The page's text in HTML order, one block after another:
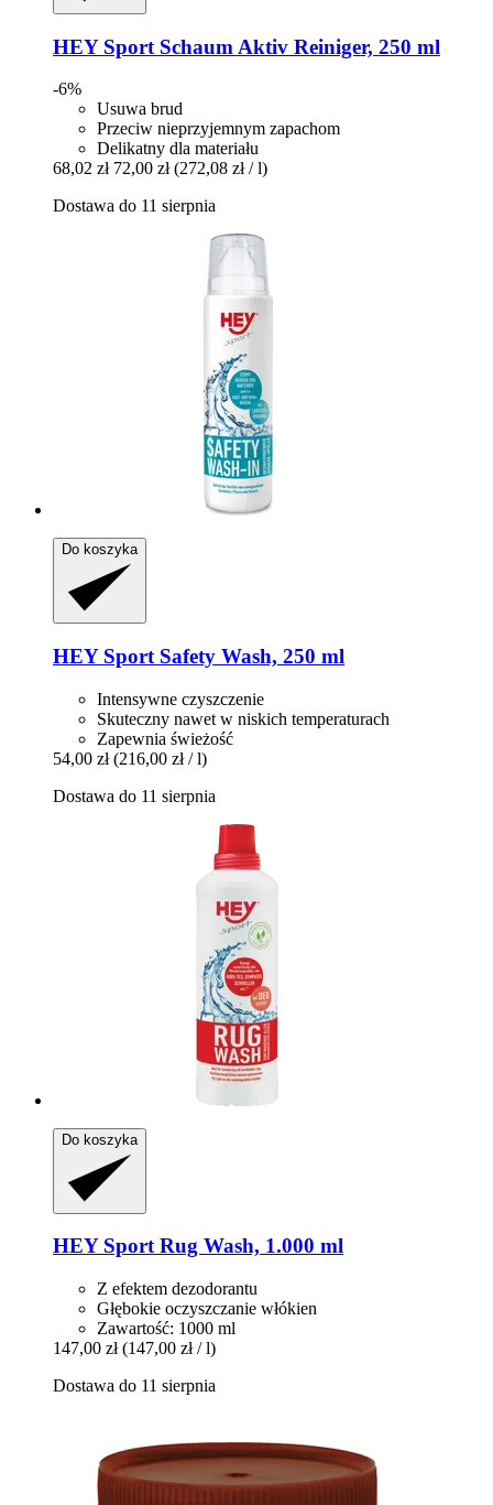
HEY Sport Schaum Aktiv Reiniger, 250 ml
-6%
Usuwa brud
Przeciw nieprzyjemnym zapachom
Delikatny dla materiału
68,02 zł 72,00 zł (272,08 zł / l)
Dostawa do 11 sierpnia
Do koszyka
HEY Sport Safety Wash, 250 ml
Intensywne czyszczenie
Skuteczny nawet w niskich temperaturach
Zapewnia świeżość
54,00 zł (216,00 zł / l)
Dostawa do 11 sierpnia
Do koszyka
HEY SportRug Wash, 1.000 ml
Z efektem dezodorantu
Głębokie oczyszczanie włókien
Zawartość: 1000 ml
147,00 zł (147,00 zł / l)
Dostawa do 11 sierpnia